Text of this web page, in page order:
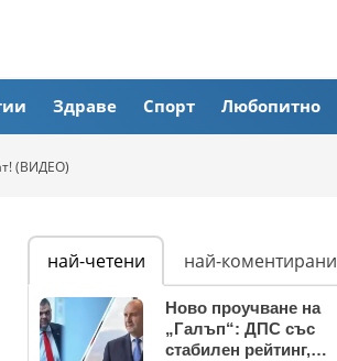
Здраве Спорт Любопитно
(ВИДЕО)
най-четени най-коментирани
Ново проучване на
„Галъп“: ДПС със
стабилен рейтинг,